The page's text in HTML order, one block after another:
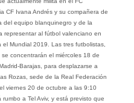
CF Ivana Andrés y su compañera de
del equipo blanquinegro y de la
representar al fútbol valenciano en
Mundial 2019. Las tres futbolistas,
concentrarán el miércoles 18 de
Barajas, para desplazarse a
Rozas, sede de la Real Federación
viernes 20 de octubre a las 9:10
a Tel Aviv, y está previsto que